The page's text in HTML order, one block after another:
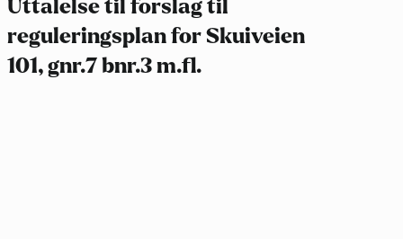
Uttalelse til forslag til
reguleringsplan for Skuiveien
101, gnr.7 bnr.3 m.fl.